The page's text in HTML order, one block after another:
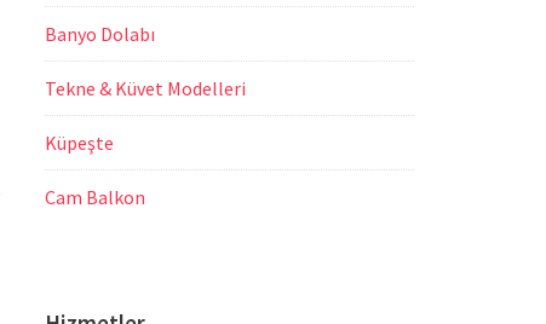
Banyo Dolabı
Tekne & Küvet Modelleri
Küpeşte
Cam Balkon